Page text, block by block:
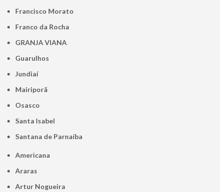
Francisco Morato
Franco da Rocha
GRANJA VIANA
Guarulhos
Jundiaí
Mairiporã
Osasco
Santa Isabel
Santana de Parnaíba
Americana
Araras
Artur Nogueira